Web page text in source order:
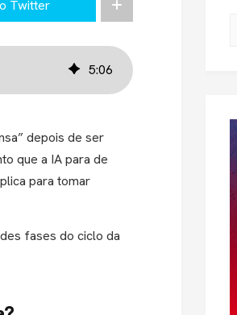
Twitter
5:06
depois de ser
que a IA para de
para tomar
fases do ciclo da